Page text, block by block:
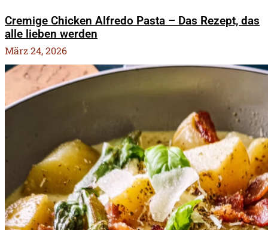
Cremige Chicken Alfredo Pasta – Das Rezept, das
alle lieben werden
März 24, 2026